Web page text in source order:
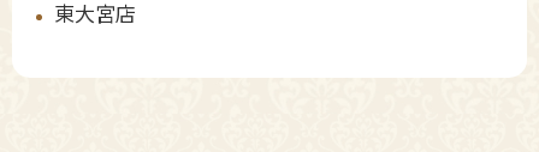
東大宮店